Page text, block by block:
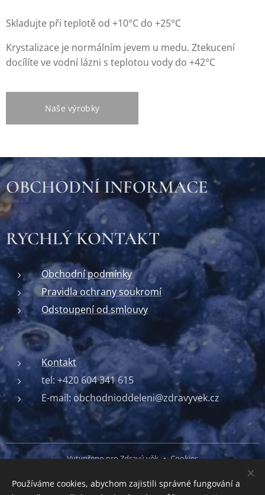
Skladujte při teplotě od +10°C do +25°C
Krystalizace je normálním jevem u medu. Ztekucení
docílíte ve vodní lázni s teplotou vody do +42°C
Naše výrobky
OBCHODNÍ INFORMACE
RYCHLÝ KONTAKT
Obchodní podmínky
Pravidla ochrany soukromí
Odstoupení od smlouvy
Kontakt
tel: +420 604 341 615
E-mail: obchodnioddeleni@zdravyvek.cz
Vytvořeno pro Zdravý věk Cookies
Jazyky
Používáme cookies, abychom zajistili správné fungování a